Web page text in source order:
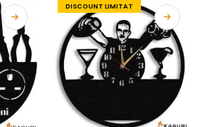
DISCOUNT LIMITAT